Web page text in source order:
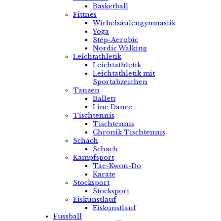
Basketball
Fittnes
Wirbelsäulengymnastik
Yoga
Step-Aerobic
Nordic Walking
Leichtathletik
Leichtathletik
Leichtathletik mit
Sportabzeichen
Tanzen
Ballett
Line Dance
Tischtennis
Tischtennis
Chronik Tischtennis
Schach
Schach
Kampfsport
Tae-Kwon-Do
Karate
Stocksport
Stocksport
Eiskunstlauf
Eiskunstlauf
Fussball